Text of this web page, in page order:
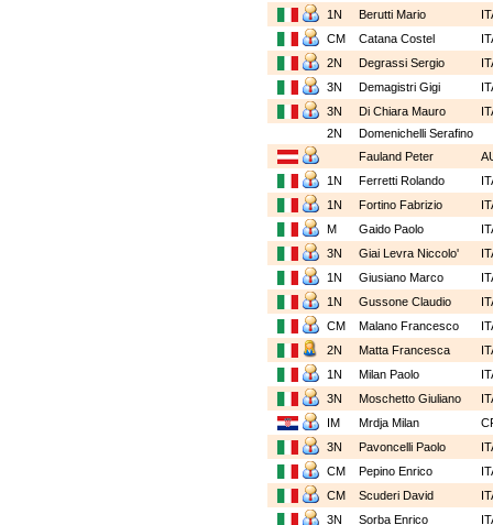
1N
Berutti Mario
CM
Catana Costel
2N
Degrassi Sergio
3N
Demagistri Gigi
3N
Di Chiara Mauro
2N
Domenichelli Serafino
Fauland Peter
1N
Ferretti Rolando
1N
Fortino Fabrizio
M
Gaido Paolo
3N
Giai Levra Niccolo'
1N
Giusiano Marco
1N
Gussone Claudio
CM
Malano Francesco
2N
Matta Francesca
1N
Milan Paolo
3N
Moschetto Giuliano
IM
Mrdja Milan
3N
Pavoncelli Paolo
CM
Pepino Enrico
CM
Scuderi David
3N
Sorba Enrico